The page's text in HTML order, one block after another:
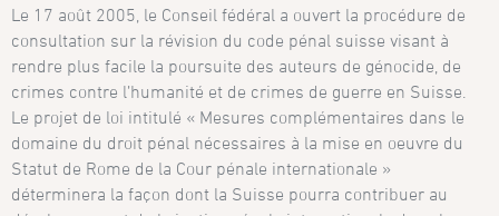
Le 17 août 2005, le Conseil fédéral a ouvert la procédure de
consultation sur la révision du code pénal suisse visant à
rendre plus facile la poursuite des auteurs de génocide, de
crimes contre l’humanité et de crimes de guerre en Suisse.
Le projet de loi intitulé « Mesures complémentaires dans le
domaine du droit pénal nécessaires à la mise en oeuvre du
Statut de Rome de la Cour pénale internationale »
déterminera la façon dont la Suisse pourra contribuer au